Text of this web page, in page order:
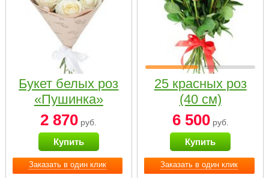
Заказать в один клик
Букет белых роз
«Пушинка»
2 870 руб.
Купить
Заказать в один клик
25 красных роз
(40 см)
6 500руб.
Купить